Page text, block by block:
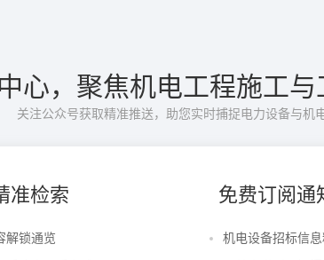
心，聚焦机电工程施工与
关注公众号获取精准推送，助您实时捕捉电力设备与机
准检索
解锁通览
免费订阅通
机电设备招标信